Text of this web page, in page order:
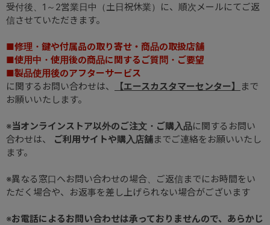
受付後、1～2営業日中（土日祝休業）に、順次メールにてご返
信させていただきます。
■修理・鍵や付属品の取り寄せ・商品の取扱店舗
■使用中・使用後の商品に関するご質問・ご要望
■製品使用後のアフターサービス
に関するお問い合わせは、
【エースカスタマーセンター】
まで
お願いいたします。
※当オンラインストア以外のご注文・ご購入品に関するお問い
合わせは、
ご利用サイトや購入店舗までご連絡をお願いいたし
ます。
※異なる窓口へお問い合わせの場合、ご返信までにお時間をい
ただく場合や、お返事を差し上げられない場合がございます
※お電話によるお問い合わせは承っておりませんので、あらかじ